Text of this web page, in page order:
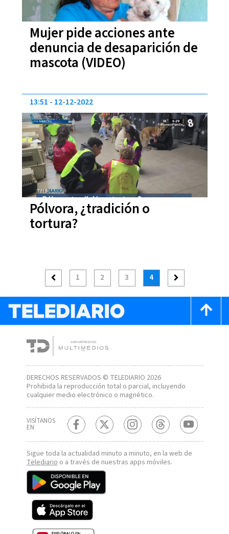
Mujer pide acciones ante
denuncia de desaparición de
mascota (VIDEO)
Pólvora, ¿tradición o
tortura?
13:51 12-12-2022
1 2 3 4
DERECHOS RESERVADOS © TELEDIARIO 2026
Prohibida la reproducción total o parcial, incluyendo
cualquier medio electrónico o magnético.
VISÍTANOS
EN
Sigue toda la actualidad minuto a minuto, en la web de
Telediario o a través de nuestras apps móviles.